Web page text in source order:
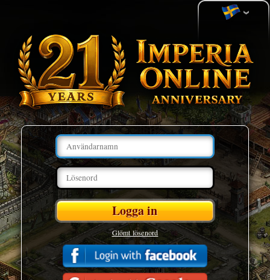
Glömt lösenord